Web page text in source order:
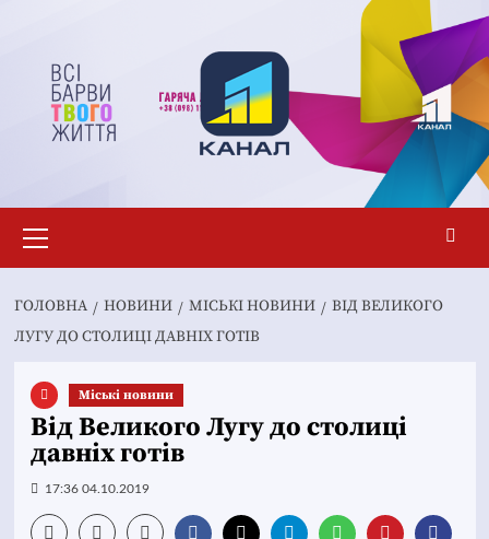
вмісту
меню
ГОЛОВНА НОВИНИ MІСЬКІ НОВИНИ
ВІД ВЕЛИКОГО
ЛУГУ ДО СТОЛИЦІ ДАВНІХ ГОТІВ
Mіські новини
Від Великого Лугу до столиці
давніх готів
17:36 04.10.2019